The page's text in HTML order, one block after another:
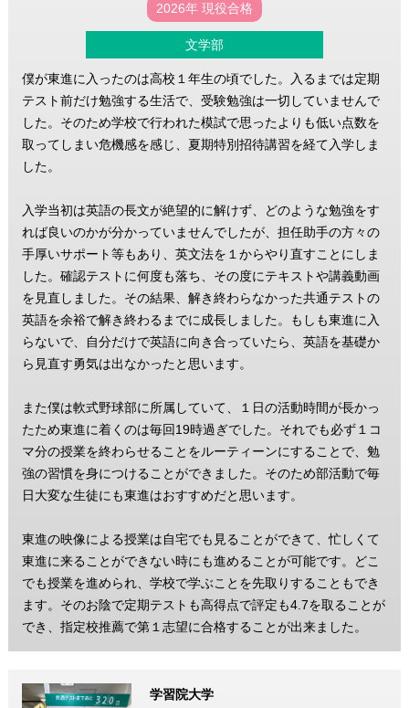
2026年 現役合格
文学部
僕が東進に入ったのは高校１年生の頃でした。入るまでは定期
テスト前だけ勉強する生活で、受験勉強は一切していませんで
した。そのため学校で行われた模試で思ったよりも低い点数を
取ってしまい危機感を感じ、夏期特別招待講習を経て入学しま
した。
入学当初は英語の長文が絶望的に解けず、どのような勉強をす
れば良いのかが分かっていませんでしたが、担任助手の方々の
手厚いサポート等もあり、英文法を１からやり直すことにしま
した。確認テストに何度も落ち、その度にテキストや講義動画
を見直しました。その結果、解き終わらなかった共通テストの
英語を余裕で解き終わるまでに成長しました。もしも東進に入
らないで、自分だけで英語に向き合っていたら、英語を基礎か
ら見直す勇気は出なかったと思います。
また僕は軟式野球部に所属していて、１日の活動時間が長かっ
たため東進に着くのは毎回19時過ぎでした。それでも必ず１コ
マ分の授業を終わらせることをルーティーンにすることで、勉
強の習慣を身につけることができました。そのため部活動で毎
日大変な生徒にも東進はおすすめだと思います。
東進の映像による授業は自宅でも見ることができて、忙しくて
東進に来ることができない時にも進めることが可能です。どこ
でも授業を進められ、学校で学ぶことを先取りすることもでき
ます。そのお陰で定期テストも高得点で評定も4.7を取ることが
でき、指定校推薦で第１志望に合格することが出来ました。
学習院大学